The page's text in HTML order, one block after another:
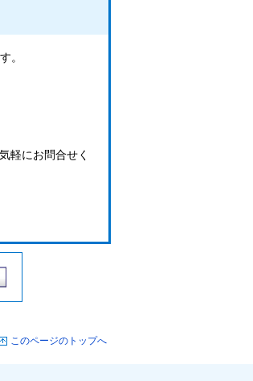
。
軽にお問合せく
このページのトップへ